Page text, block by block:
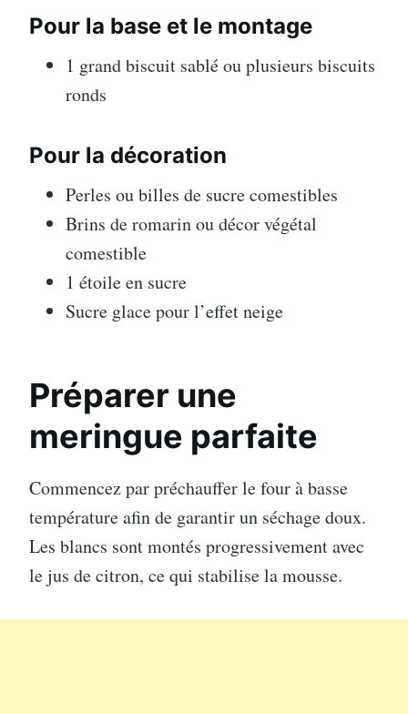
Pour la base et le montage
1 grand biscuit sablé ou plusieurs biscuits
ronds
Pour la décoration
Perles ou billes de sucre comestibles
Brins de romarin ou décor végétal
comestible
1 étoile en sucre
Sucre glace pour l’effet neige
Préparer une
meringue parfaite
Commencez par préchauffer le four à basse
température afin de garantir un séchage doux.
Les blancs sont montés progressivement avec
le jus de citron, ce qui stabilise la mousse.